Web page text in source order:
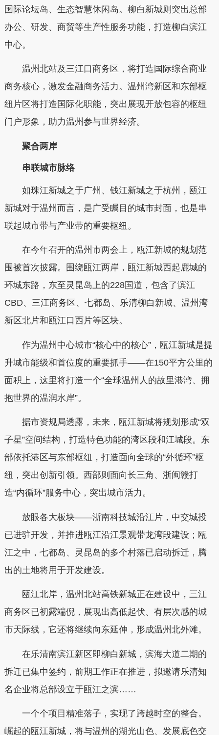
国际论坛岛、生态智慧休闲岛。柳白新城则突出总部
办公、研发、商贸等生产性服务功能，打造柳白滨江
中心。
温州北站及三江口商务区，将打造国际综合商业
商务核心，激发金融商务活力。温州湾新区和东部枢
纽片区将打造国际化职能，突出展现开放包容的枢纽
门户形象，助力温州参与世界经济。
聚合两岸
串联城市脉络
如珠江新城之于广州、钱江新城之于杭州，瓯江
新城对于温州而言，是广受瞩目的城市封面，也是串
联起城市带与产业带的重要枢纽。
在今年召开的温州市两会上，瓯江新城的规划范
围被首次披露。围绕瓯江两岸，瓯江新城西起鹿城的
环城东路，东至灵昆岛上的228国道，包含了滨江
CBD、三江商务区、七都岛、乐清柳白新城、温州湾
新区北片和瓯江口西片等区块。
作为温州中心城市“核心中的核心”，瓯江新城是提
升城市能级和首位度的重要抓手——在150平方公里的
面积上，这里将打造一个“全球温州人的故里港湾、拥
抱世界的温润水岸”。
据市资规局透露，未来，瓯江新城将规划形成“双
子星”空间结构，打造特色功能的湾区段和江城段。东
部依托港区与东部枢纽，打造面向全球的“外循环”枢
纽，突出创新引领。西部则面向长三角、浙闽赣打
造“内循环”服务中心，突出城市活力。
放眼各大板块——浙南科技城沿江片，中交城投
已进驻开发，并推进瓯江沿江景观带龙湾段建设；瓯
江之中，七都岛、灵昆岛的多个村落已启动拆迁，腾
出的土地将用于开发建设。
瓯江北岸，温州北站高铁新城正在建设中，三江
商务区已初露端倪，展现出高低起伏、有层次感的城
市天际线，它还将继续向东延伸，形成温州北外滩。
在乐清南滨江新区即柳白新城，滨海大道二期的
拆迁已集中签约，前期工作正在推进，拟邀请乐清知
名企业将总部设立于瓯江之滨……
一个个项目精准落子，实现了跨越时空的整合。
崛起的瓯江新城，将与温州的湖光山色、发展底色交